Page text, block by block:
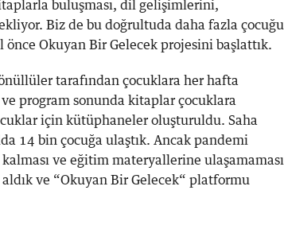
buluşması, dil gelişimlerini,
Biz de bu doğrultuda daha fazla çocuğu
önce Okuyan Bir Gelecek projesini başlattık.
tarafından çocuklara her hafta
program sonunda kitaplar çocuklara
için kütüphaneler oluşturuldu. Saha
14 bin çocuğa ulaştık. Ancak pandemi
ve eğitim materyallerine ulaşamaması
ve “Okuyan Bir Gelecek“ platformu